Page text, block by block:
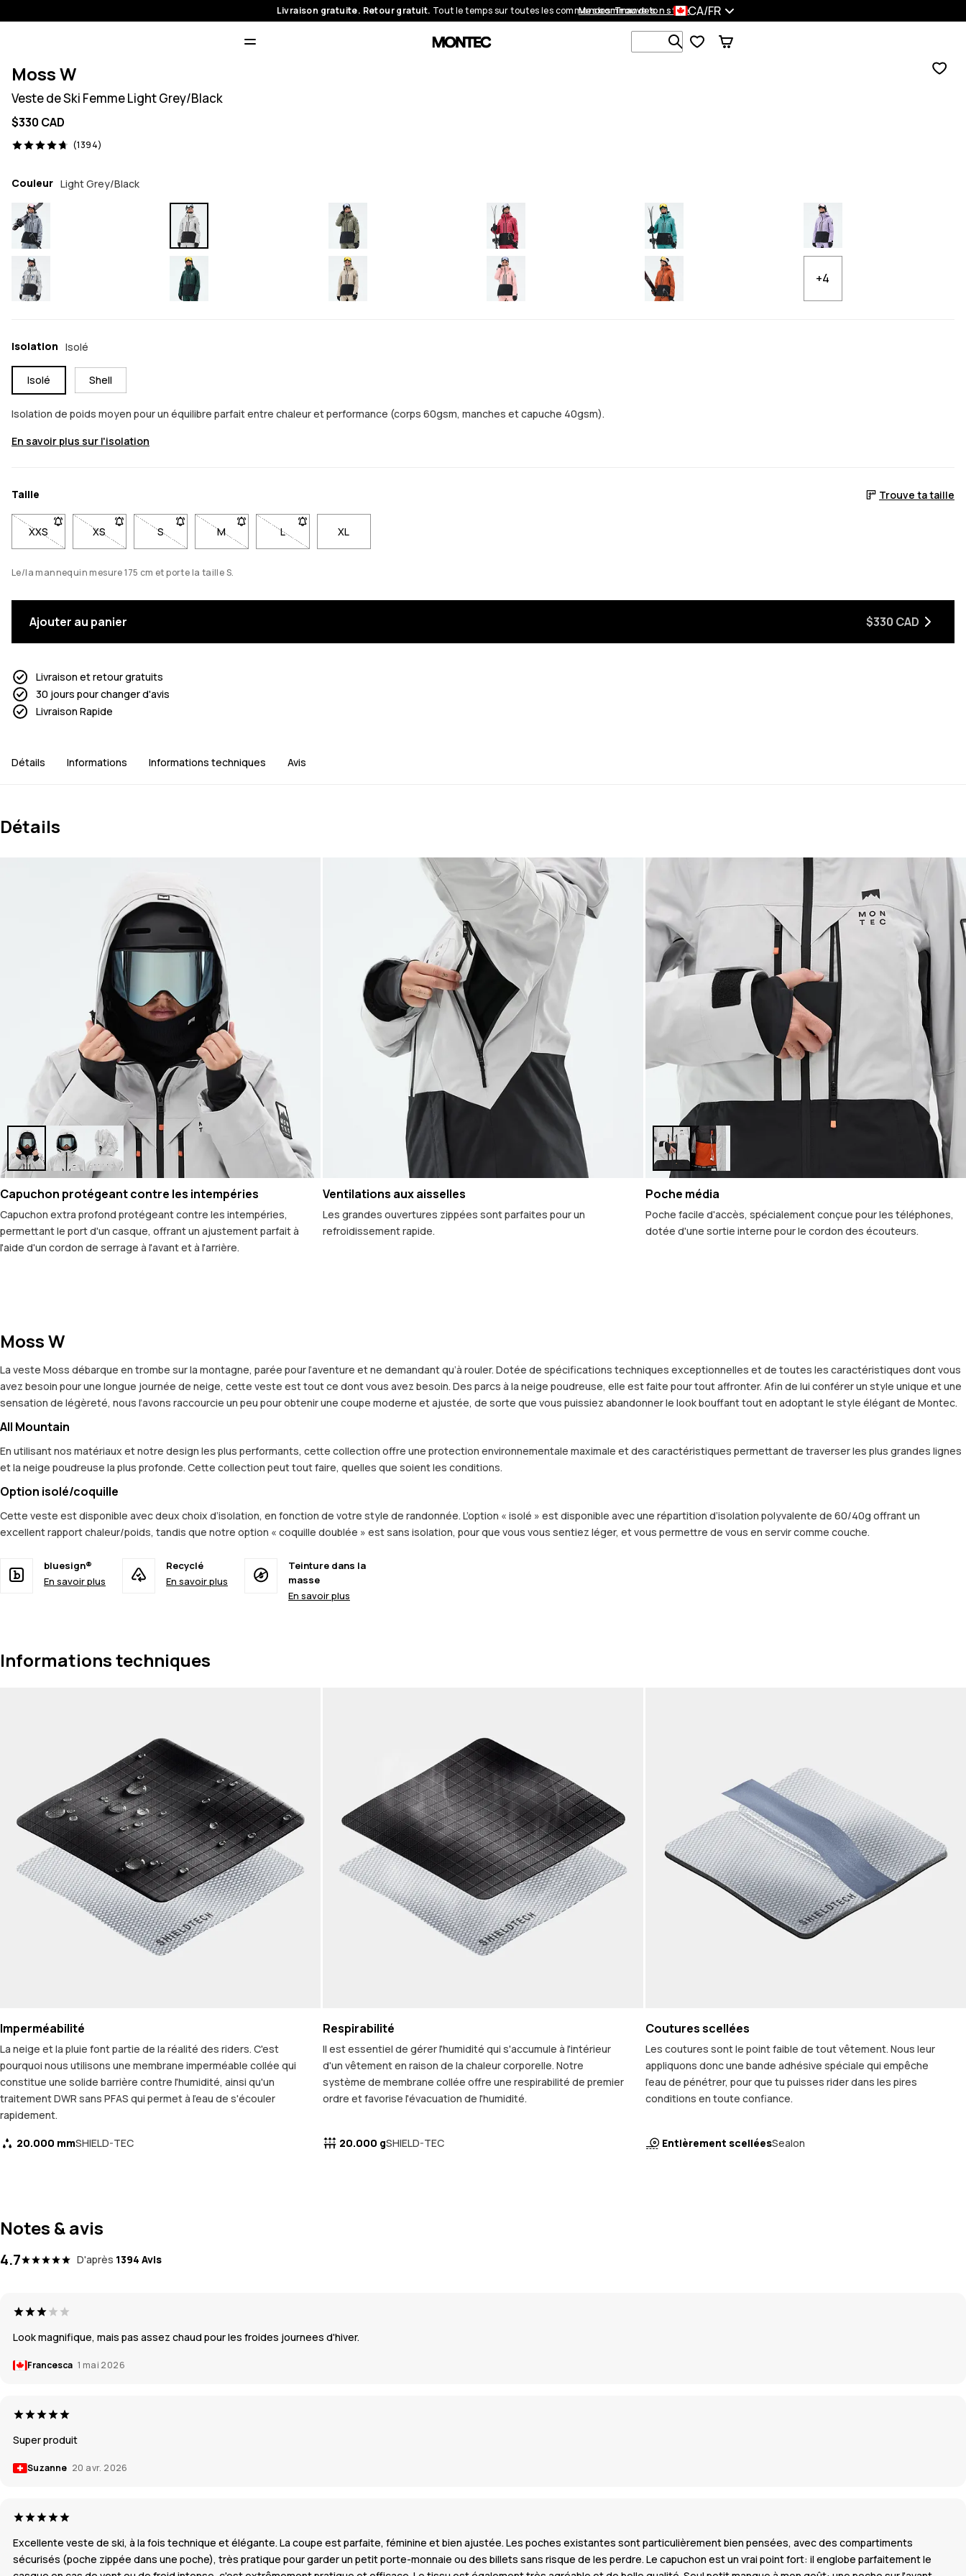
Livraison gratuite. Retour gratuit. Tout le temps sur toutes les commandes.Trouve ton style
Mes commandes CA/FR
Recherche parmi 1 000+ produits
Moss W
Veste de Ski Femme Light Grey/Black
$330 CAD
(1394)
1394 avis, 4.7/5
Couleur Light Grey/Black
+4
Isolation Isolé
Isolé Shell
Isolation de poids moyen pour un équilibre parfait entre chaleur et performance (corps 60gsm, manches et capuche 40gsm).
En savoir plus sur l'isolation
Taille Trouve ta taille
XXS- Taille XXS non disponible. Cliquez pour être averti lorsqu'elle sera de retour en stock
XS- Taille XS non disponible. Cliquez pour être averti lorsqu'elle sera de retour en stock
S- Taille S non disponible. Cliquez pour être averti lorsqu'elle sera de retour en stock
M- Taille M non disponible. Cliquez pour être averti lorsqu'elle sera de retour en stock
L- Taille L non disponible. Cliquez pour être averti lorsqu'elle sera de retour en stock
XL
Le/la mannequin mesure 175 cm et porte la taille S.
Ajouter au panier $330 CAD
Livraison et retour gratuits
30 jours pour changer d'avis
Livraison Rapide
Détails Informations Informations techniques Avis
Détails
Capuchon protégeant contre les intempéries
Capuchon extra profond protégeant contre les intempéries,
permettant le port d'un casque, offrant un ajustement parfait à
l'aide d'un cordon de serrage à l'avant et à l'arrière.
Ventilations aux aisselles
Les grandes ouvertures zippées sont parfaites pour un
refroidissement rapide.
Poche média
Poche facile d'accès, spécialement conçue pour les téléphones,
dotée d'une sortie interne pour le cordon des écouteurs.
Moss W
La veste Moss débarque en trombe sur la montagne, parée pour l’aventure et ne demandant qu’à rouler. Dotée de spécifications techniques exceptionnelles et de toutes les caractéristiques dont vous
avez besoin pour une longue journée de neige, cette veste est tout ce dont vous avez besoin. Des parcs à la neige poudreuse, elle est faite pour tout affronter. Afin de lui conférer un style unique et une
sensation de légèreté, nous l’avons raccourcie un peu pour obtenir une coupe moderne et ajustée, de sorte que vous puissiez abandonner le look bouffant tout en adoptant le style élégant de Montec.
All Mountain
En utilisant nos matériaux et notre design les plus performants, cette collection offre une protection environnementale maximale et des caractéristiques permettant de traverser les plus grandes lignes
et la neige poudreuse la plus profonde. Cette collection peut tout faire, quelles que soient les conditions.
Option isolé/coquille
Cette veste est disponible avec deux choix d’isolation, en fonction de votre style de randonnée. L’option « isolé » est disponible avec une répartition d’isolation polyvalente de 60/40g offrant un
excellent rapport chaleur/poids, tandis que notre option « coquille doublée » est sans isolation, pour que vous vous sentiez léger, et vous permettre de vous en servir comme couche.
bluesign®
En savoir plus
Recyclé
En savoir plus
Teinture dans la
masse
En savoir plus
Informations techniques
Imperméabilité
La neige et la pluie font partie de la réalité des riders. C'est
pourquoi nous utilisons une membrane imperméable collée qui
constitue une solide barrière contre l'humidité, ainsi qu'un
traitement DWR sans PFAS qui permet à l'eau de s'écouler
rapidement.
20.000 mmSHIELD-TEC
Respirabilité
Il est essentiel de gérer l'humidité qui s'accumule à l'intérieur
d'un vêtement en raison de la chaleur corporelle. Notre
système de membrane collée offre une respirabilité de premier
ordre et favorise l'évacuation de l'humidité.
20.000 gSHIELD-TEC
Coutures scellées
Les coutures sont le point faible de tout vêtement. Nous leur
appliquons donc une bande adhésive spéciale qui empêche
l'eau de pénétrer, pour que tu puisses rider dans les pires
conditions en toute confiance.
Entièrement scelléesSealon
Notes & avis
4.7 D'après 1394 Avis
Look magnifique, mais pas assez chaud pour les froides journees d'hiver.
Francesca 1 mai 2026
Super produit
Suzanne 20 avr. 2026
Excellente veste de ski, à la fois technique et élégante. La coupe est parfaite, féminine et bien ajustée. Les poches existantes sont particulièrement bien pensées, avec des compartiments
sécurisés (poche zippée dans une poche), très pratique pour garder un petit porte-monnaie ou des billets sans risque de les perdre. Le capuchon est un vrai point fort: il englobe parfaitement le